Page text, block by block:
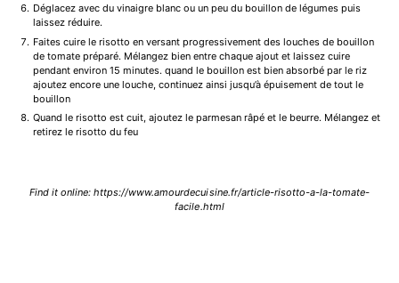
Déglacez avec du vinaigre blanc ou un peu du bouillon de légumes puis
laissez réduire.
Faites cuire le risotto en versant progressivement des louches de bouillon
de tomate préparé. Mélangez bien entre chaque ajout et laissez cuire
pendant environ 15 minutes. quand le bouillon est bien absorbé par le riz
ajoutez encore une louche, continuez ainsi jusqu’à épuisement de tout le
bouillon
Quand le risotto est cuit, ajoutez le parmesan râpé et le beurre. Mélangez et
retirez le risotto du feu
Find it online:https://www.amourdecuisine.fr/article-risotto-a-la-tomate-
facile.html